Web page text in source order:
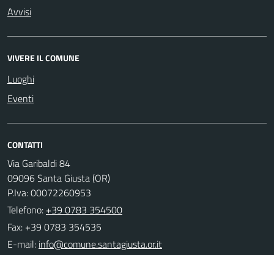
Avvisi
VIVERE IL COMUNE
Luoghi
Eventi
CONTATTI
Via Garibaldi 84
09096 Santa Giusta (OR)
P.Iva: 00072260953
Telefono: +39 0783 354500
Fax: +39 0783 354535
E-mail: